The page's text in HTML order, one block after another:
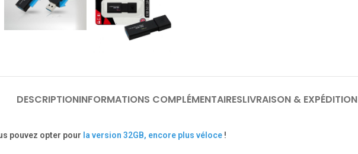
DESCRIPTIONINFORMATIONS COMPLÉMENTAIRESLIVRAISON & EXPÉDITION
pouvez opter pour la version 32GB, encore plus véloce !